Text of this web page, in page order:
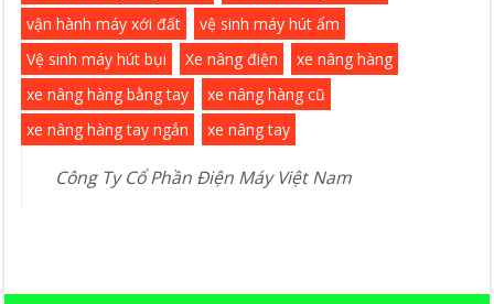
vận hành máy xới đất
vệ sinh máy hút ẩm
Vệ sinh máy hút bụi
Xe nâng điện
xe nâng hàng
xe nâng hàng bằng tay
xe nâng hàng cũ
xe nâng hàng tay ngắn
xe nâng tay
Công Ty Cổ Phần Điện Máy Việt Nam